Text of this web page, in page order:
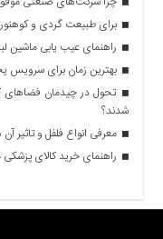
برای طبیعت گردی و
راهنمای عیب یابی ماشین
بهترین زمان برای سرویس
شدند؟
معرفی انواع فلفل و تاثیر
راهنمای خرید کالای پزشکی